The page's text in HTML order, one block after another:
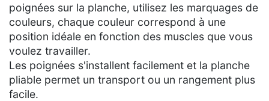
poignées sur la planche, utilisez les marquages de
couleurs, chaque couleur correspond à une
position idéale en fonction des muscles que vous
voulez travailler.
Les poignées s'installent facilement et la planche
pliable permet un transport ou un rangement plus
facile.